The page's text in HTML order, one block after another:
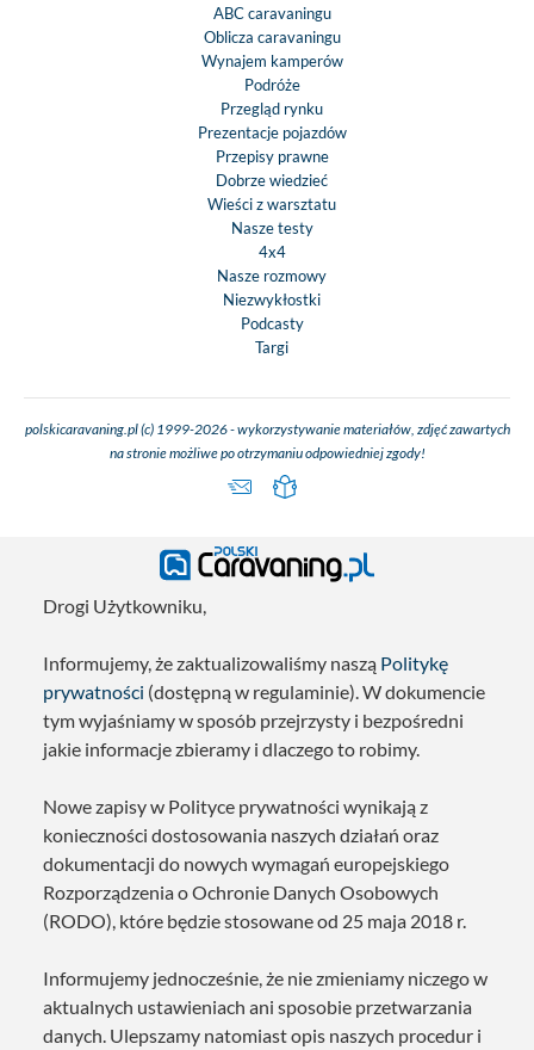
ABC caravaningu
Oblicza caravaningu
Wynajem kamperów
Podróże
Przegląd rynku
Prezentacje pojazdów
Przepisy prawne
Dobrze wiedzieć
Wieści z warsztatu
Nasze testy
4x4
Nasze rozmowy
Niezwykłostki
Podcasty
Targi
polskicaravaning.pl (c) 1999-2026 - wykorzystywanie materiałów, zdjęć zawartych
na stronie możliwe po otrzymaniu odpowiedniej zgody!
Drogi Użytkowniku,
Informujemy, że zaktualizowaliśmy naszą Politykę
prywatności (dostępną w regulaminie). W dokumencie
tym wyjaśniamy w sposób przejrzysty i bezpośredni
jakie informacje zbieramy i dlaczego to robimy.
Nowe zapisy w Polityce prywatności wynikają z
konieczności dostosowania naszych działań oraz
dokumentacji do nowych wymagań europejskiego
Rozporządzenia o Ochronie Danych Osobowych
(RODO), które będzie stosowane od 25 maja 2018 r.
Informujemy jednocześnie, że nie zmieniamy niczego w
aktualnych ustawieniach ani sposobie przetwarzania
danych. Ulepszamy natomiast opis naszych procedur i